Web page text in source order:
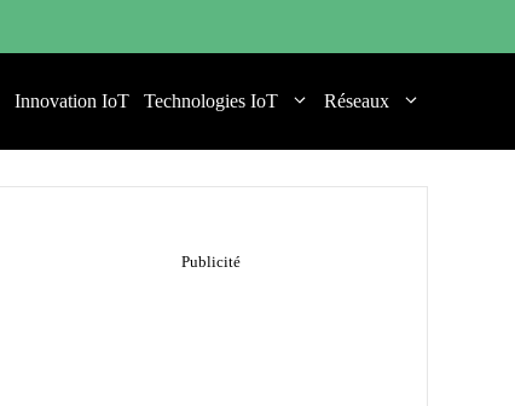
Innovation IoT Technologies IoT Réseaux